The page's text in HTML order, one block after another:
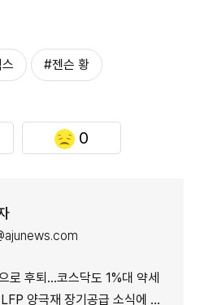
#젠슨 황
0
로 후퇴…코스닥도 1%대 약세
극재 장기공급 소식에 6%대 강세